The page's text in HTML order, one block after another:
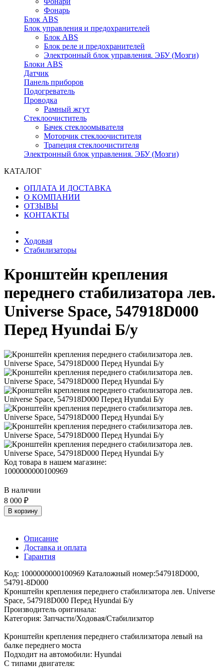
Фонарь
Блок ABS
Блок управления и предохранителей
Блок ABS
Блок реле и предохранителей
Электронный блок управления. ЭБУ (Мозги)
Блоки ABS
Датчик
Панель приборов
Подогреватель
Проводка
Рамный жгут
Стеклоочиститель
Бачек стеклоомывателя
Моторчик стеклоочистителя
Трапеция стеклоочистителя
Электронный блок управления. ЭБУ (Мозги)
КАТАЛОГ
ОПЛАТА И ДОСТАВКА
О КОМПАНИИ
ОТЗЫВЫ
КОНТАКТЫ
Ходовая
Стабилизаторы
Кронштейн крепления
переднего стабилизатора лев.
Universe Space, 547918D000
Перед Hyundai Б/у
Код товара в нашем магазине:
1000000000100969
В наличии
8 000 ₽
В корзину
Описание
Доставка и оплата
Гарантия
Код: 1000000000100969 Каталожный номер:547918D000,
54791-8D000
Кронштейн крепления переднего стабилизатора лев. Universe
Space, 547918D000 Перед Hyundai Б/у
Производитель оригинала:
Категория: Запчасти/Ходовая/Стабилизатор
Кронштейн крепления переднего стабилизатора левый на
балке переднего моста
Подходит на автомобили: Hyundai
С типами двигателя: